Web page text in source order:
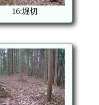
16:堀切